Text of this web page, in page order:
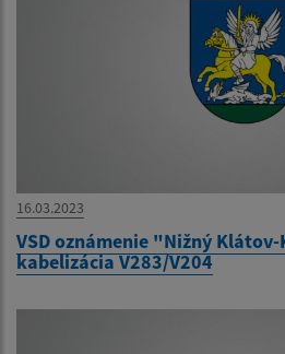
16.03.2023
VSD oznámenie "Nižný
kabelizácia V283/V204